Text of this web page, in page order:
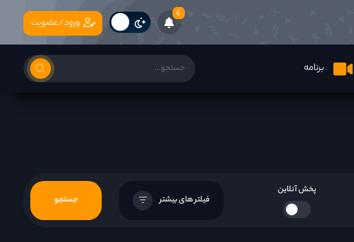
6
برنامه
ورود/عضویت
پخش آنلاین
فیلتر های بیشتر جستجو